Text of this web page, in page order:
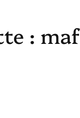
: maf